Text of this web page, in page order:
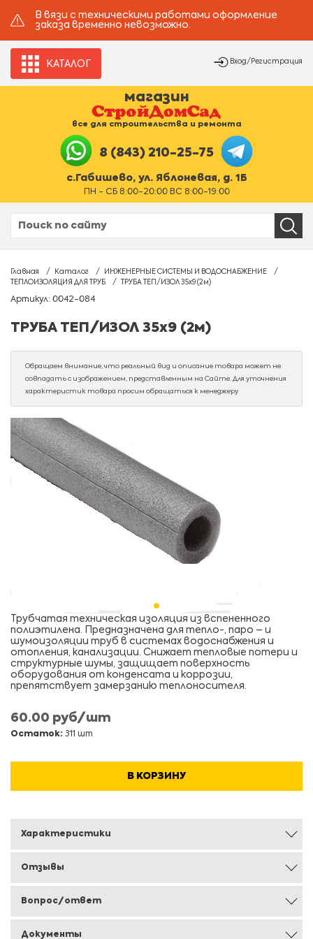
В вязи с техническими работами оформление
заказа временно невозможно.
КАТАЛОГ Вход/Регистрация
магазин
все для строительства и ремонта
8 (843) 210-25-75
с.Габишево, ул. Яблоневая, д. 1Б
ПН - СБ 8:00-20:00 ВС 8:00-19:00
Главная Каталог
ИНЖЕНЕРНЫЕ СИСТЕМЫ И ВОДОСНАБЖЕНИЕ
ТЕПЛОИЗОЛЯЦИЯ ДЛЯ ТРУБ
ТРУБА ТЕП/ИЗОЛ 35х9 (2м)
Артикул: 0042-084
ТРУБА ТЕП/ИЗОЛ 35х9 (2м)
Обращаем внимание, что реальный вид и описание товара может не
совпадать с изображением, представленным на Сайте. Для уточнения
характеристик товара просим обращаться к менеджеру
Трубчатая техническая изоляция из вспененного
полиэтилена. Предназначена для тепло-, паро – и
шумоизоляции труб в системах водоснабжения и
отопления, канализации. Снижает тепловые потери и
структурные шумы, защищает поверхность
оборудования от конденсата и коррозии,
препятствует замерзанию теплоносителя.
60.00 руб/шт
Остаток: 311 шт
В КОРЗИНУ
Характеристики
Отзывы
Вопрос/ответ
Документы